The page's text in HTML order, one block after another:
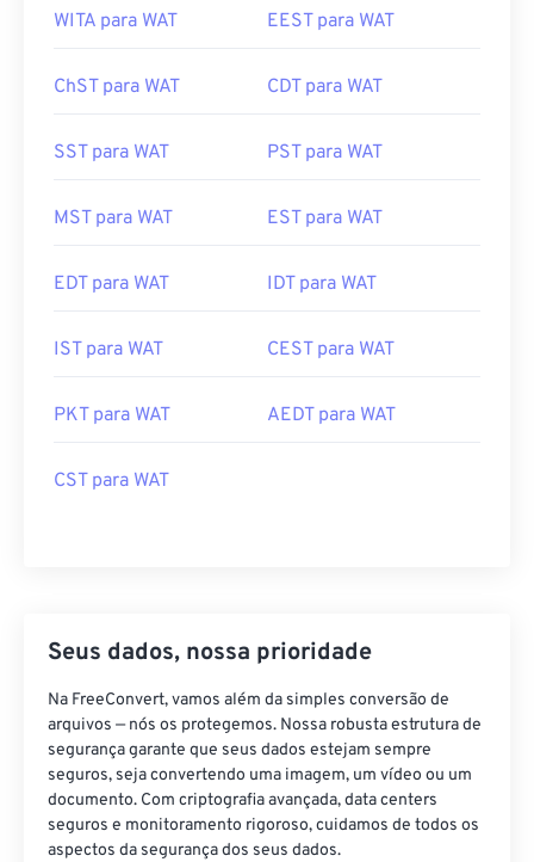
WITA para WAT EEST para WAT
ChST para WAT CDT para WAT
SST para WAT PST para WAT
MST para WAT EST para WAT
EDT para WAT IDT para WAT
IST para WAT CEST para WAT
PKT para WAT AEDT para WAT
CST para WAT
Seus dados, nossa prioridade
Na FreeConvert, vamos além da simples conversão de
arquivos — nós os protegemos. Nossa robusta estrutura de
segurança garante que seus dados estejam sempre
seguros, seja convertendo uma imagem, um vídeo ou um
documento. Com criptografia avançada, data centers
seguros e monitoramento rigoroso, cuidamos de todos os
aspectos da segurança dos seus dados.